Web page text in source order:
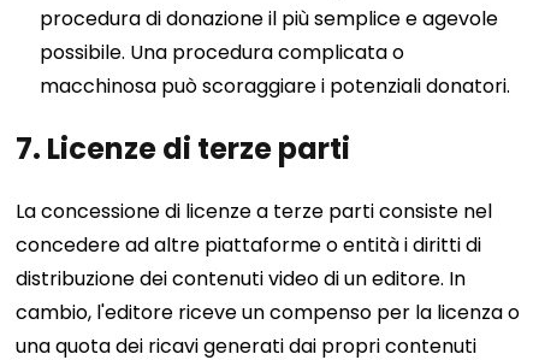
procedura di donazione il più semplice e agevole
possibile. Una procedura complicata o
macchinosa può scoraggiare i potenziali donatori.
7. Licenze di terze parti
La concessione di licenze a terze parti consiste nel
concedere ad altre piattaforme o entità i diritti di
distribuzione dei contenuti video di un editore. In
cambio, l'editore riceve un compenso per la licenza o
una quota dei ricavi generati dai propri contenuti